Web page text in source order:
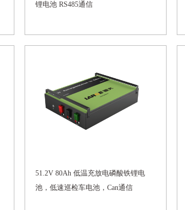
锂电池 RS485通信
51.2V 80Ah 低温充放电磷酸铁锂电
池，低速巡检车电池，Can通信